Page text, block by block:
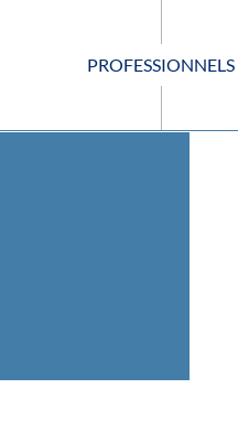
PROFESSIONNELS